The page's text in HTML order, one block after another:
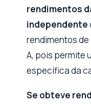
rendimentos
independente
rendimentos
A, pois permite
específica da
Se obteve